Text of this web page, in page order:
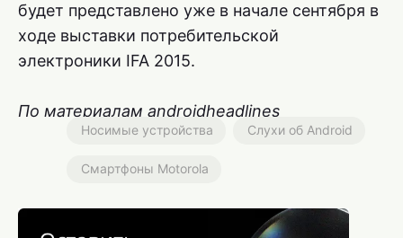
будет представлено уже в начале сентября в
ходе выставки потребительской
электроники IFA 2015.
По материалам androidheadlines
Носимые устройства Слухи об Android
Смартфоны Motorola